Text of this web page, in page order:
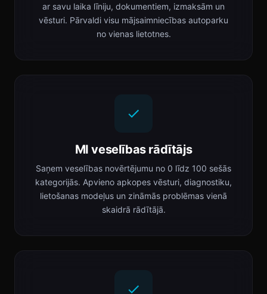
ar savu laika līniju, dokumentiem, izmaksām un
vēsturi. Pārvaldi visu mājsaimniecības autoparku
no vienas lietotnes.
MI veselības rādītājs
Saņem veselības novērtējumu no 0 līdz 100 sešās
kategorijās. Apvieno apkopes vēsturi, diagnostiku,
lietošanas modeļus un zināmās problēmas vienā
skaidrā rādītājā.